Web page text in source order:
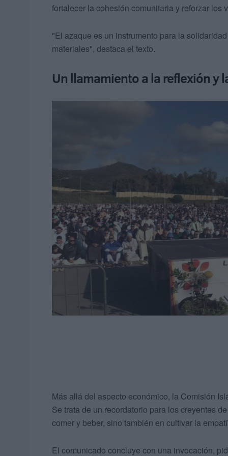
fortalecer la cohesión comunitaria y reforzar
"El azaque es un instrumento para la
materiales", destaca el texto.
Un llamamiento a la reflexión y
Más allá del aspecto económico, la Comisión
Se trata de un recordatorio para los creyentes
comer y beber, sino también en cultivar la
El comunicado concluye con una invocación,